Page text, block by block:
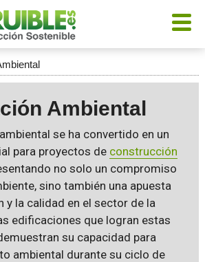
Ambiental
se ha convertido en un
para proyectos de construcción
no solo un compromiso
sino también una apuesta
y la calidad en el sector de la
edificaciones que logran estas
su capacidad para
ambiental durante su ciclo de